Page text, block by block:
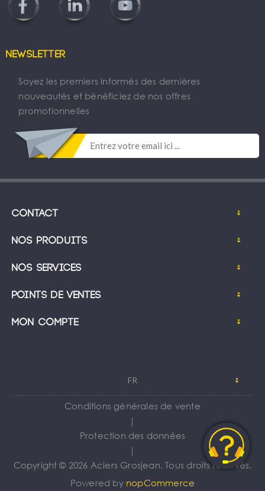
Newsletter
Soyez les premiers informés des dernières
nouveautés et bénéficiez de nos offres
promotionnelles
Contact
Nos produits
Nos services
Points de ventes
Mon compte
FR
Conditions générales de vente
｜
Protection des données
｜
Copyright © 2026 Aciers Grosjean. Tous droits réservés.
Powered by nopCommerce